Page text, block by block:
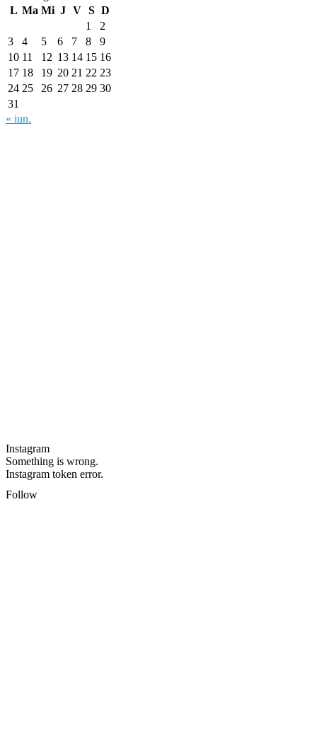
L Ma Mi J V S D
1
2
3
4 5 6 7 8
9
10 11 12 13 14 15 16
17 18 19 20 21 22 23
24 25 26 27 28 29 30
31
« iun.
Instagram
Something is wrong.
Instagram token error.
Follow